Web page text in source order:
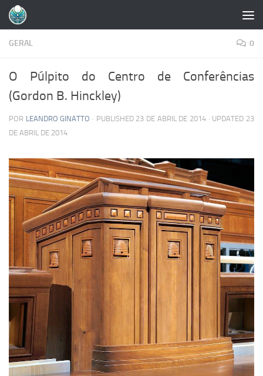
Skip to content
GERAL 0
O Púlpito do Centro de Conferências
(Gordon B. Hinckley)
POR LEANDRO GINATTO · PUBLISHED 23 DE ABRIL DE 2014 · UPDATED 23
DE ABRIL DE 2014